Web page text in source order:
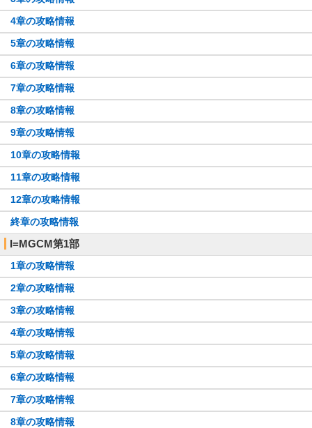
4章の攻略情報
5章の攻略情報
6章の攻略情報
7章の攻略情報
8章の攻略情報
9章の攻略情報
10章の攻略情報
11章の攻略情報
12章の攻略情報
終章の攻略情報
I=MGCM第1部
1章の攻略情報
2章の攻略情報
3章の攻略情報
4章の攻略情報
5章の攻略情報
6章の攻略情報
7章の攻略情報
8章の攻略情報